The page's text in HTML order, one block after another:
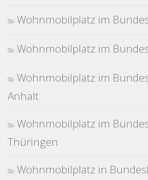
Wohnmobilplatz im
Wohnmobilplatz im
Wohnmobilplatz im
Anhalt
Wohnmobilplatz im
Thüringen
Wohnmobilplatz in